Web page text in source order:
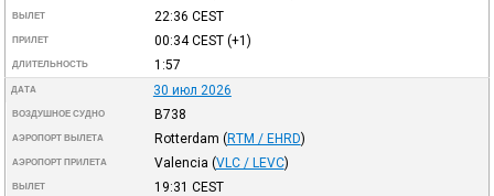
ВЫЛЕТ 22:36 CEST
ПРИЛЕТ 00:34CEST(+1)
ДЛИТЕЛЬНОСТЬ 1:57
ДАТА 30 июл 2026
ВОЗДУШНОЕ СУДНО B738
АЭРОПОРТ ВЫЛЕТА Rotterdam (RTM / EHRD)
АЭРОПОРТ ПРИЛЕТА Valencia (VLC / LEVC)
ВЫЛЕТ 19:31 CEST